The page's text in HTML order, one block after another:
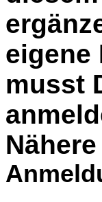
eigene
musst